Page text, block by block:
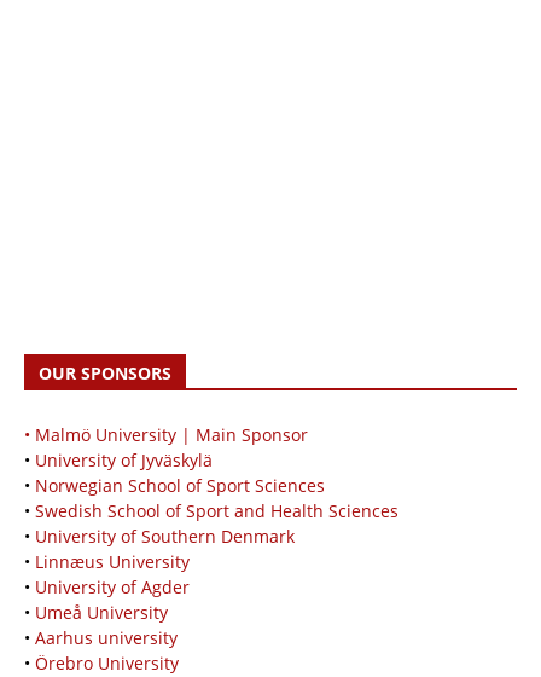
OUR SPONSORS
• Malmö University | Main Sponsor
• University of Jyväskylä
• Norwegian School of Sport Sciences
• Swedish School of Sport and Health Sciences
• University of Southern Denmark
• Linnæus University
• University of Agder
• Umeå University
• Aarhus university
• Örebro University